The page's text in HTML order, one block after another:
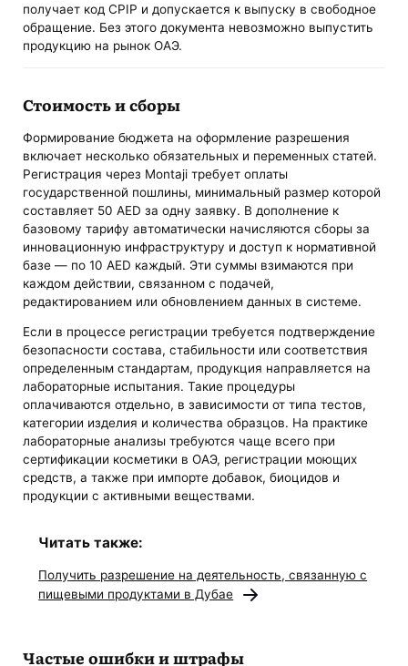
получает код CPIP и допускается к выпуску в свободное
обращение. Без этого документа невозможно выпустить
продукцию на рынок ОАЭ.
Стоимость и сборы
Формирование бюджета на оформление разрешения
включает несколько обязательных и переменных статей.
Регистрация через Montaji требует оплаты
государственной пошлины, минимальный размер которой
составляет 50 AED за одну заявку. В дополнение к
базовому тарифу автоматически начисляются сборы за
инновационную инфраструктуру и доступ к нормативной
базе — по 10 AED каждый. Эти суммы взимаются при
каждом действии, связанном с подачей,
редактированием или обновлением данных в системе.
Если в процессе регистрации требуется подтверждение
безопасности состава, стабильности или соответствия
определенным стандартам, продукция направляется на
лабораторные испытания. Такие процедуры
оплачиваются отдельно, в зависимости от типа тестов,
категории изделия и количества образцов. На практике
лабораторные анализы требуются чаще всего при
сертификации косметики в ОАЭ, регистрации моющих
средств, а также при импорте добавок, биоцидов и
продукции с активными веществами.
Читать также:
Получить разрешение на деятельность, связанную с
пищевыми продуктами в Дубае
Частые ошибки и штрафы